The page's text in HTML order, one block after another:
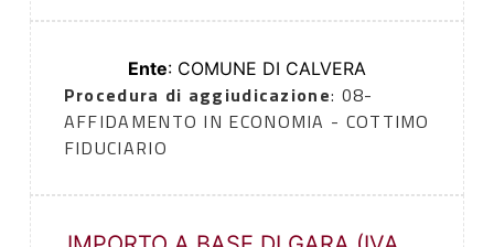
Ente: COMUNE DI CALVERA
Procedura di aggiudicazione: 08-
AFFIDAMENTO IN ECONOMIA - COTTIMO
FIDUCIARIO